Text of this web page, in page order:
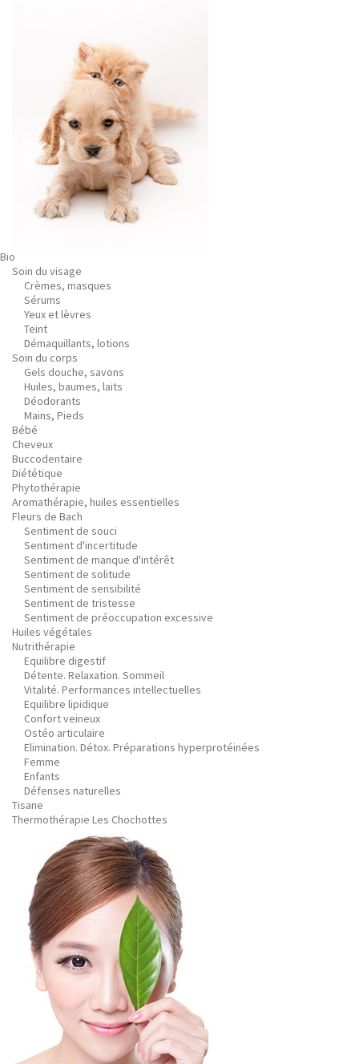
Bio
Soin du visage
Crèmes, masques
Sérums
Yeux et lèvres
Teint
Démaquillants, lotions
Soin du corps
Gels douche, savons
Huiles, baumes, laits
Déodorants
Mains, Pieds
Bébé
Cheveux
Buccodentaire
Diététique
Phytothérapie
Aromathérapie, huiles essentielles
Fleurs de Bach
Sentiment de souci
Sentiment d'incertitude
Sentiment de manque d'intérêt
Sentiment de solitude
Sentiment de sensibilité
Sentiment de tristesse
Sentiment de préoccupation excessive
Huiles végétales
Nutrithérapie
Equilibre digestif
Détente. Relaxation. Sommeil
Vitalité. Performances intellectuelles
Equilibre lipidique
Confort veineux
Ostéo articulaire
Elimination. Détox. Préparations hyperprotéinées
Femme
Enfants
Défenses naturelles
Tisane
Thermothérapie Les Chochottes